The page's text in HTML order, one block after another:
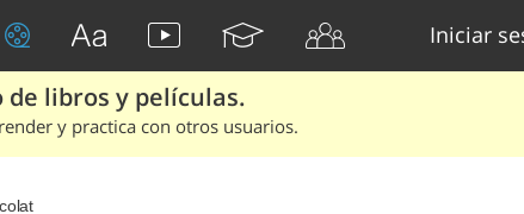
Iniciar
libros y películas.
y practica con otros usuarios.